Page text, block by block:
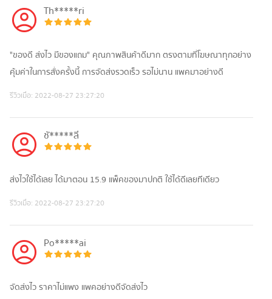
Th*****ri
"ของดี ส่งไว มีของแถม" คุณภาพสินค้าดีมาก ตรงตามที่โฆษณาทุกอย่าง
คุ้มค่าในการสั่งครั้งนี้ การจัดส่งรวดเร็ว รอไม่นาน แพคมาอย่างดี
รีวิวเมื่อ: 2022-08-27 23:27:20
ชั*****ลี
ส่งไวใช้ได้เลย ได้มาตอน 15.9 แพ็คของมาปกติ ใช้ได้ดีเลยทีเดียว
รีวิวเมื่อ: 2022-08-27 23:27:20
Po*****ai
จัดส่งไว ราคาไม่แพง แพคอย่างดีจัดส่งไว